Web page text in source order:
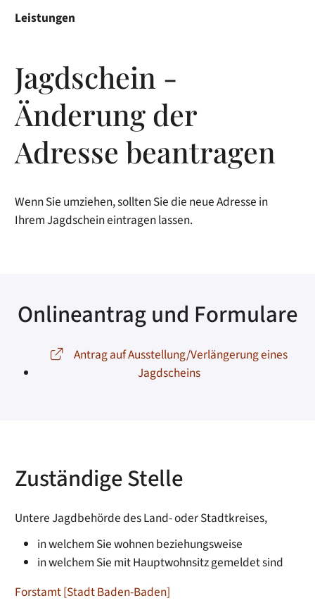
Leistungen
Jagdschein -
Änderung der
Adresse beantragen
Wenn Sie umziehen, sollten Sie die neue Adresse in
Ihrem Jagdschein eintragen lassen.
Onlineantrag und Formulare
Antrag auf Ausstellung/Verlängerung eines
Jagdscheins
Zuständige Stelle
Untere Jagdbehörde des Land- oder Stadtkreises,
in welchem Sie wohnen beziehungsweise
in welchem Sie mit Hauptwohnsitz gemeldet sind
Forstamt [Stadt Baden-Baden]